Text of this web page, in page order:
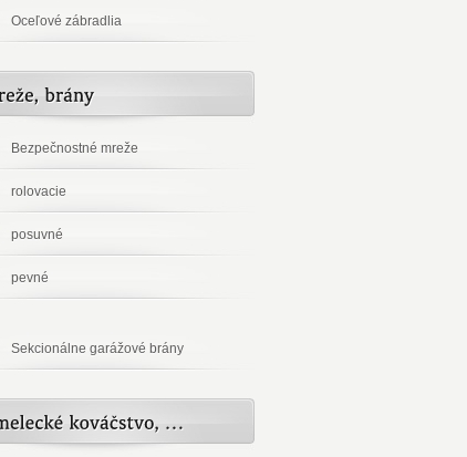
Oceľové zábradlia
Bezpečnostné mreže
rolovacie
posuvné
pevné
Sekcionálne garážové brány